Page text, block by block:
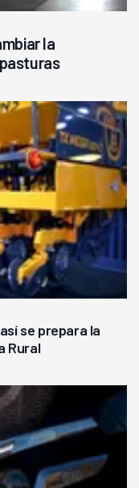
la
se prepara la
Rural